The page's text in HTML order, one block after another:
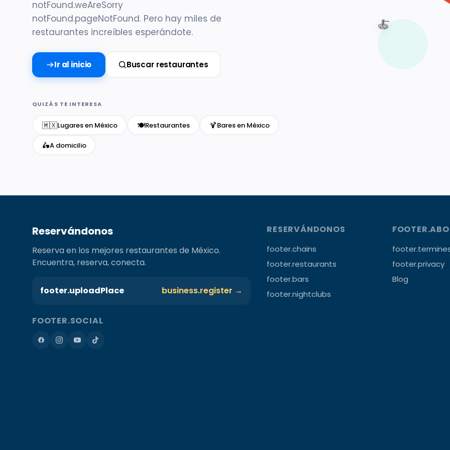
notFound.weAreSorry
notFound.pageNotFound. Pero hay miles de
restaurantes increíbles esperándote.
Ir al inicio Buscar restaurantes
QUIZÁS TE INTERESA
🇲🇽Lugares en México 🍽️Restaurantes 🍹Bares en México
🛵A domicilio
🍝
Reservándonos
Reserva en los mejores restaurantes de México.
Encuentra, reserva, conecta.
footer.uploadPlace business.register →
FOOTER.SOCIAL
RESERVÁNDONOS
footer.chains
footer.restaurants
footer.bars
footer.nightclubs
footer.privacy
Blog